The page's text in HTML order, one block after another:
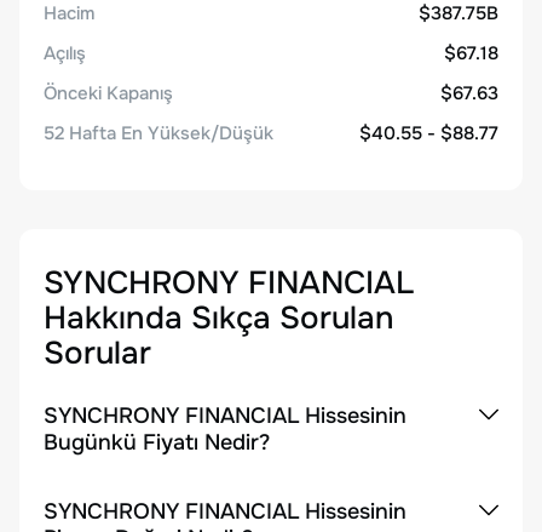
Hacim
$387.75B
Açılış
$67.18
Önceki Kapanış
$67.63
52 Hafta En Yüksek/Düşük
$40.55 - $88.77
SYNCHRONY FINANCIAL
Hakkında Sıkça Sorulan
Sorular
SYNCHRONY FINANCIAL Hissesinin
Bugünkü Fiyatı Nedir?
SYNCHRONY FINANCIAL Hissesinin